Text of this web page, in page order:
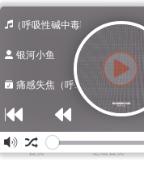
焦（呼吸性碱中毒bgm）
银河小鱼
痛感失焦（呼...
首页 论坛首页